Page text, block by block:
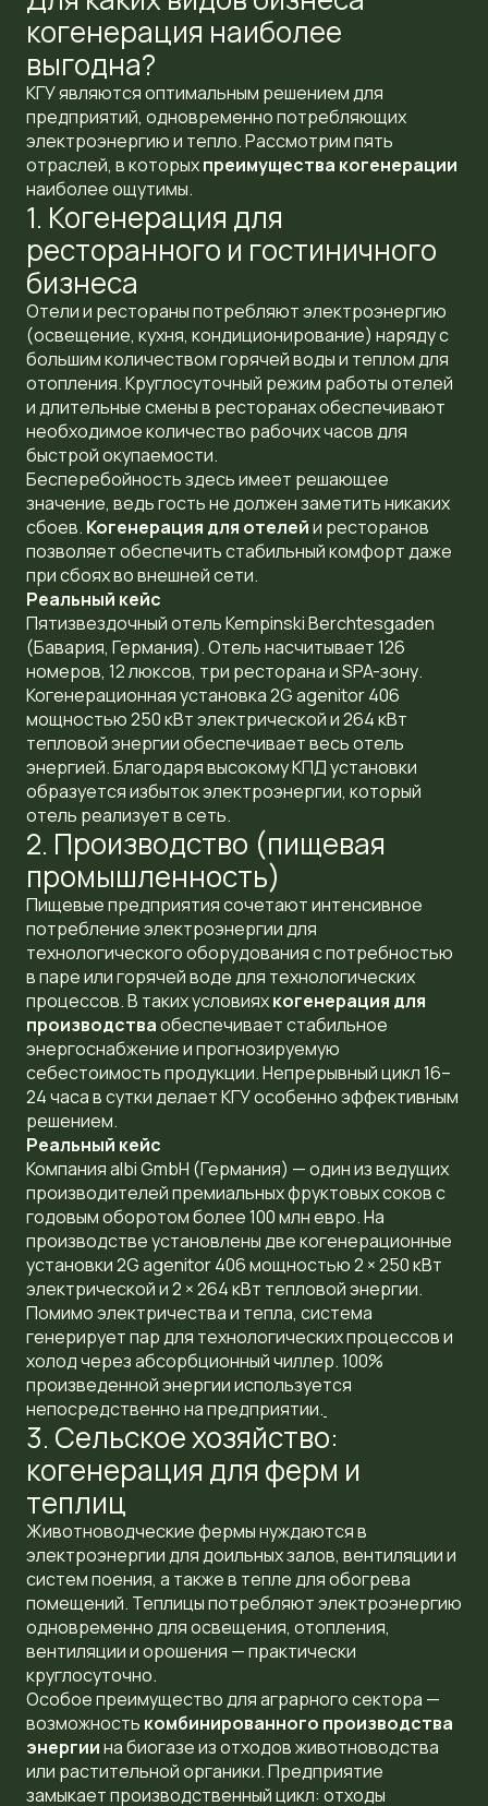
когенерация наиболее
выгодна?
КГУ являются оптимальным решением для
предприятий, одновременно потребляющих
электроэнергию и тепло. Рассмотрим пять
отраслей, в которыхпреимущества когенерации
наиболее ощутимы.
1. Когенерация для
ресторанного и гостиничного
бизнеса
Отели и рестораны потребляют электроэнергию
(освещение, кухня, кондиционирование) наряду с
большим количеством горячей воды и теплом для
отопления. Круглосуточный режим работы отелей
и длительные смены в ресторанах обеспечивают
необходимое количество рабочих часов для
быстрой окупаемости.
Бесперебойность здесь имеет решающее
значение, ведь гость не должен заметить никаких
сбоев. Когенерация для отелейи ресторанов
позволяет обеспечить стабильный комфорт даже
при сбоях во внешней сети.
Реальный кейс
Пятизвездочный отель Kempinski Berchtesgaden
(Бавария, Германия). Отель насчитывает 126
номеров, 12 люксов, три ресторана и SPA-зону.
Когенерационная установка 2G agenitor 406
мощностью 250 кВт электрической и 264 кВт
тепловой энергии обеспечивает весь отель
энергией. Благодаря высокому КПД установки
образуется избыток электроэнергии, который
отель реализует в сеть.
2. Производство (пищевая
промышленность)
Пищевые предприятия сочетают интенсивное
потребление электроэнергии для
технологического оборудования с потребностью
в паре или горячей воде для технологических
процессов. В таких условияхкогенерация для
производстваобеспечивает стабильное
энергоснабжение и прогнозируемую
себестоимость продукции. Непрерывный цикл 16–
24 часа в сутки делает КГУ особенно эффективным
решением.
Реальный кейс
Компания albi GmbH (Германия) — один из ведущих
производителей премиальных фруктовых соков с
годовым оборотом более 100 млн евро. На
производстве установлены две когенерационные
установки 2G agenitor 406 мощностью 2 × 250 кВт
электрической и 2 × 264 кВт тепловой энергии.
Помимо электричества и тепла, система
генерирует пар для технологических процессов и
холод через абсорбционный чиллер. 100%
произведенной энергии используется
непосредственно на предприятии.
3. Сельское хозяйство:
когенерация для ферм и
теплиц
Животноводческие фермы нуждаются в
электроэнергии для доильных залов, вентиляции и
систем поения, а также в тепле для обогрева
помещений. Теплицы потребляют электроэнергию
одновременно для освещения, отопления,
вентиляции и орошения — практически
круглосуточно.
Особое преимущество для аграрного сектора —
возможность комбинированного производства
энергиина биогазе из отходов животноводства
или растительной органики. Предприятие
замыкает производственный цикл: отходы